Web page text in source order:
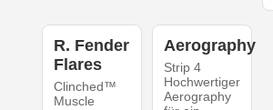
R. Fender
Flares
Clinched™
Muscle
Aerography
Strip 4
Hochwertiger
Aerography